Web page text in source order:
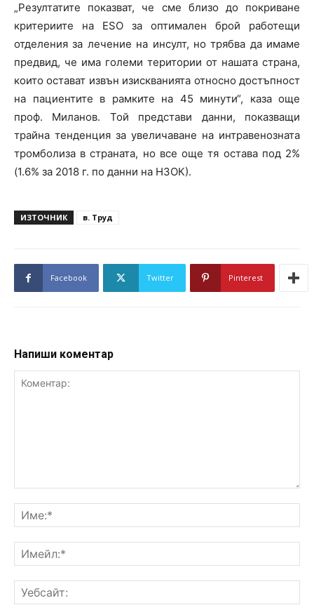
„Резултатите показват, че сме близо до покриване
критериите на ESO за оптимален брой работещи
отделения за лечение на инсулт, но трябва да имаме
предвид, че има големи територии от нашата страна,
които остават извън изискванията относно достъпност
на пациентите в рамките на 45 минути“, каза още
проф. Миланов. Той представи данни, показващи
трайна тенденция за увеличаване на интравенозната
тромболиза в страната, но все още тя остава под 2%
(1.6% за 2018 г. по данни на НЗОК).
ИЗТОЧНИК в. Труд
Facebook Twitter Pinterest
Напиши коментар